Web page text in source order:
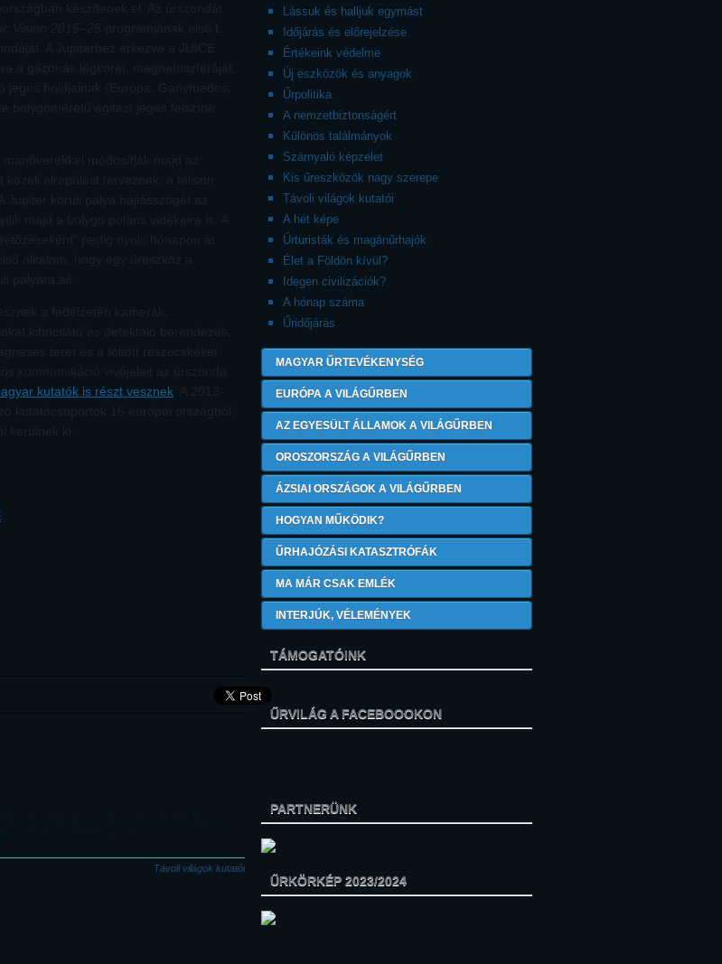
készítenek el. Az űrszondát
Vision 2015–25 programjának első L
A Jupiterhez érkezve a JUICE
a gázóriás légkörét, magnetoszféráját,
holdjainak (Europa, Ganymedes,
bolygóméretű égitest jeges felszíne
módosítják majd az
elrepülést terveznek, a felszín
Jupiter körüli pálya hajlásszögét az
majd a bolygó poláris vidékeire is. A
pedig nyolc hónapon át
alkalom, hogy egy űreszköz a
pályára áll.
a fedélzetén kamerák,
kibocsátó és detektáló berendezés,
teret és a töltött részecskéket
kommunikáció vivőjeleit az űrszonda
kutatók is részt vesznek . A 2013-
kutatócsoportok 16 európai országból,
kerülnek ki.
Távoli világok kutatói
Lássuk és halljuk egymást
Időjárás és előrejelzése
Értékeink védelme
Új eszközök és anyagok
Űrpolitika
A nemzetbiztonságért
Különös találmányok
Szárnyaló képzelet
Kis űreszközök nagy szerepe
Távoli világok kutatói
A hét képe
Űrturisták és magánűrhajók
Élet a Földön kívül?
Idegen civilizációk?
A hónap száma
Űridőjárás
MAGYAR ŰRTEVÉKENYSÉG
EURÓPA A VILÁGŰRBEN
AZ EGYESÜLT ÁLLAMOK A VILÁGŰRBEN
OROSZORSZÁG A VILÁGŰRBEN
ÁZSIAI ORSZÁGOK A VILÁGŰRBEN
HOGYAN MŰKÖDIK?
ŰRHAJÓZÁSI KATASZTRÓFÁK
MA MÁR CSAK EMLÉK
INTERJÚK, VÉLEMÉNYEK
TÁMOGATÓINK
ŰRVILÁG A FACEBOOOKON
PARTNERÜNK
ŰRKÖRKÉP 2023/2024